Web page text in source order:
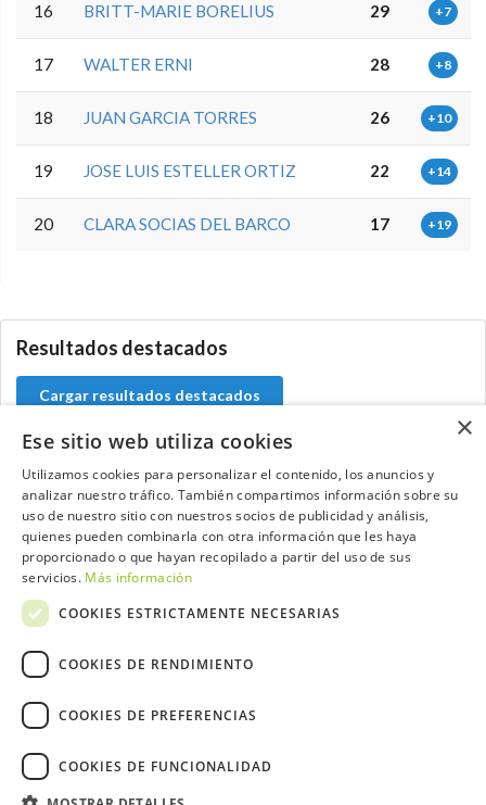
16 BRITT-MARIE BORELIUS 29 +7
17 WALTER ERNI 28 +8
18 JUAN GARCIA TORRES 26 +10
19 JOSE LUIS ESTELLER ORTIZ 22 +14
20 CLARA SOCIAS DEL BARCO 17 +19
Resultados destacados
Cargar resultados destacados
Contacta con el equipo de NextCaddy
Opina Contacta
×
Ese sitio web utiliza cookies
Utilizamos cookies para personalizar el contenido, los anuncios y
analizar nuestro tráfico. También compartimos información sobre su
uso de nuestro sitio con nuestros socios de publicidad y análisis,
quienes pueden combinarla con otra información que les haya
proporcionado o que hayan recopilado a partir del uso de sus
servicios. Más información
COOKIES ESTRICTAMENTE NECESARIAS
COOKIES DE RENDIMIENTO
COOKIES DE PREFERENCIAS
COOKIES DE FUNCIONALIDAD